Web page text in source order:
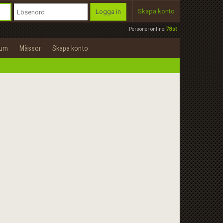
Personer online:78st
Logga in Skapa konto
Mässor Skapa konto